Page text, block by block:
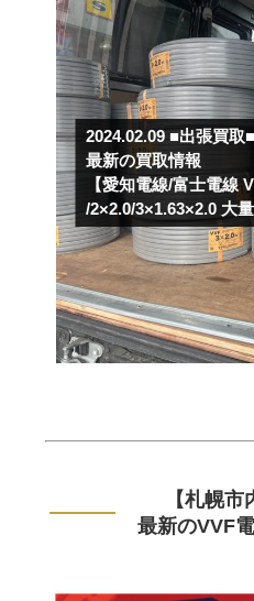
2024.02.09■出張買取
最新の買取情報
【愛知電線/富士電線
/2×2.0/3×1.63×2.0 大量
【札幌市
最新のVVF